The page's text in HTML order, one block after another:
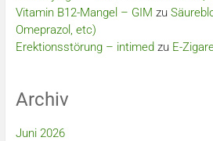
Vitamin B12-Mangel – GIM zu
Omeprazol, etc)
Erektionsstörung – intimed zu E-
Archiv
Juni 2026